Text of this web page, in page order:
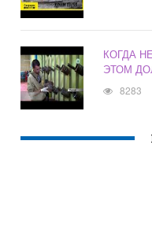
КОГДА
ЭТОМ
8283